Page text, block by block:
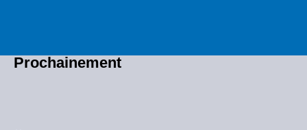
Prochainement